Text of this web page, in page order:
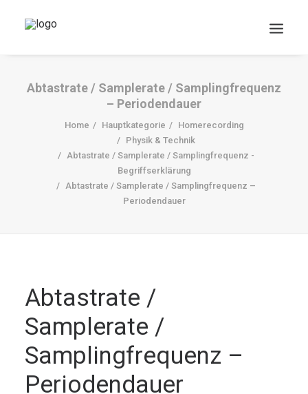
DOWNLOADS
Abtastrate / Samplerate / Samplingfrequenz
– Periodendauer
Home Hauptkategorie
Homerecording
Physik & Technik
Abtastrate / Samplerate / Samplingfrequenz -
Begriffserklärung
Abtastrate / Samplerate / Samplingfrequenz –
Periodendauer
Abtastrate /
Samplerate /
Samplingfrequenz –
Periodendauer